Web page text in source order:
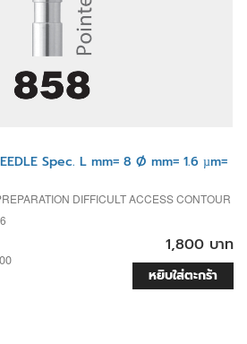
Spec. L mm= 8 Ø mm= 1.6 µm=
DIFFICULT ACCESS CONTOUR
1,800 บาท
หยิบใส่ตะกร้า